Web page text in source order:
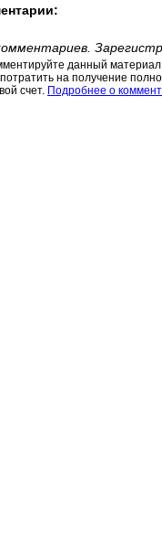
данный
на получение
счет. Подробнее о